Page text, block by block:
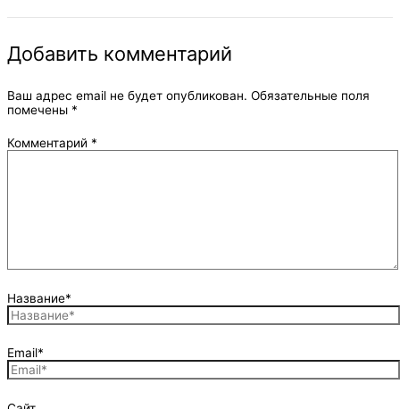
Добавить комментарий
Ваш адрес email не будет опубликован. Обязательные поля
помечены *
Комментарий *
Название*
Email*